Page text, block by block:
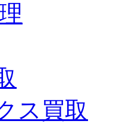
ス買取